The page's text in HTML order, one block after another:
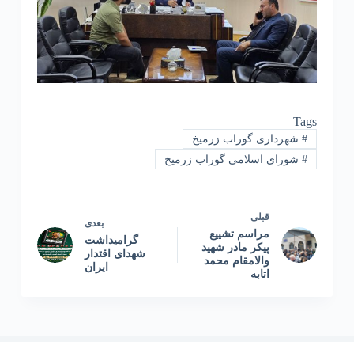
Tags
#شهرداری گوراب زرمیخ
#شورای اسلامی گوراب زرمیخ
قبلی
مراسم تشییع
پیکر مادر شهید
والامقام محمد
اتابه
بعدی
گرامیداشت
شهدای اقتدار
ایران